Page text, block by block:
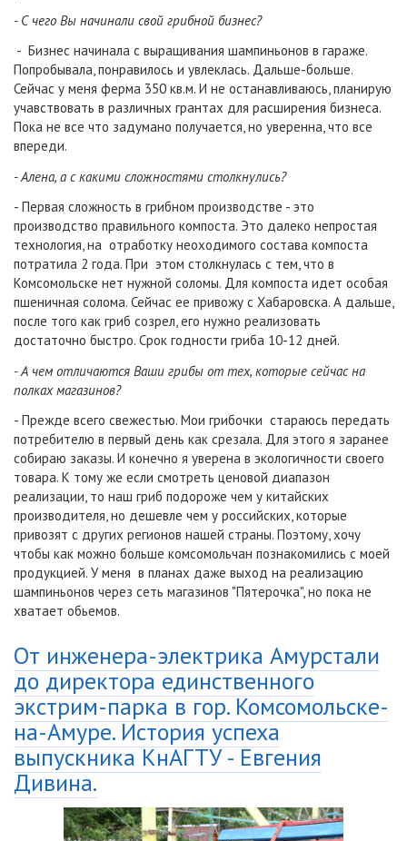
- С чего Вы начинали свой грибной бизнес?
- Бизнес начинала с выращивания шампиньонов в гараже.
Попробывала, понравилось и увлеклась. Дальше-больше.
Сейчас у меня ферма 350 кв.м. И не останавливаюсь, планирую
учавствовать в различных грантах для расширения бизнеса.
Пока не все что задумано получается, но уверенна, что все
впереди.
- Алена, а с какими сложностями столкнулись?
- Первая сложность в грибном производстве - это
производство правильного компоста. Это далеко непростая
технология, на отработку неоходимого состава компоста
потратила 2 года. При этом столкнулась с тем, что в
Комсомольске нет нужной соломы. Для компоста идет особая
пшеничная солома. Сейчас ее привожу с Хабаровска. А дальше,
после того как гриб созрел, его нужно реализовать
достаточно быстро. Срок годности гриба 10-12 дней.
- А чем отличаются Ваши грибы от тех, которые сейчас на
полках магазинов?
- Прежде всего свежестью. Мои грибочки стараюсь передать
потребителю в первый день как срезала. Для этого я заранее
собираю заказы. И конечно я уверена в экологичности своего
товара. К тому же если смотреть ценовой диапазон
реализации, то наш гриб подороже чем у китайских
производителя, но дешевле чем у российских, которые
привозят с других регионов нашей страны. Поэтому, хочу
чтобы как можно больше комсомольчан познакомились с моей
продукцией. У меня в планах даже выход на реализацию
шампиньонов через сеть магазинов "Пятерочка", но пока не
хватает обьемов.
От инженера-электрика Амурстали
до директора единственного
экстрим-парка в гор. Комсомольске-
на-Амуре. История успеха
выпускника КнАГТУ - Евгения
Дивина.